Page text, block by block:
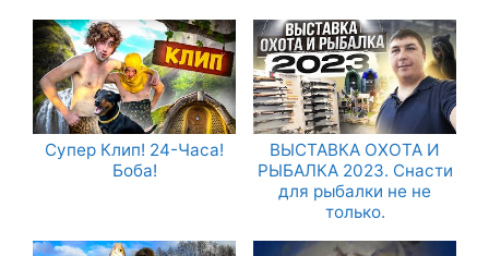
Супер Клип! 24-Часа!
Боба!
ВЫСТАВКА ОХОТА И
РЫБАЛКА 2023. Снасти
для рыбалки не не
только.